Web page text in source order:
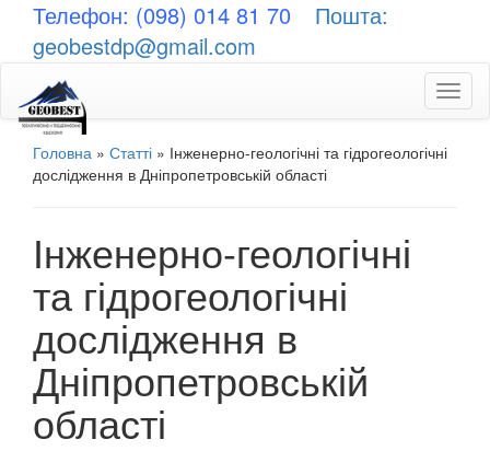
Телефон: (098) 014 81 70
Пошта:
geobestdp@gmail.com
Головна » Статті » Інженерно-геологічні та гідрогеологічні
дослідження в Дніпропетровській області
Інженерно-геологічні
та гідрогеологічні
дослідження в
Дніпропетровській
області